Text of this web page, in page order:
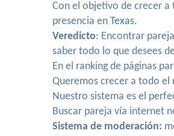
Con el objetivo de crecer
presencia en Texas.
Veredicto: Encontrar
saber todo lo que desees
En el ranking de páginas
Queremos crecer a todo el
Nuestro sistema es el
Buscar pareja vía internet
Sistema de moderación: